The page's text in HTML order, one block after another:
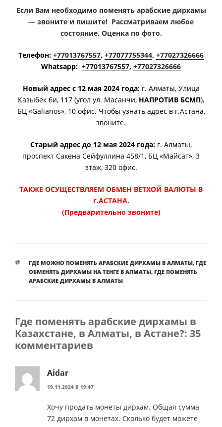
Если Вам необходимо поменять арабские дирхамы
— звоните и пишите! Рассматриваем любое
состояние. Оценка по фото.
Телефон: +77013767557, +77077755344, +77027326666
Whatsapp: +77013767557, +77027326666
Новый адрес с 12 мая 2024 года: г. Алматы, ​Улица
Казыбек би, 117 (угол ул. Масанчи, НАПРОТИВ БСМП),
БЦ «Galianos», 10 офис. Чтобы узнать адрес в г.Астана,
звоните.
Старый адрес до 12 мая 2024 года: г. Алматы,
проспект Сакена Сейфуллина 458/1, БЦ «Майсат», 3
этаж, 320 офис.
ТАКЖЕ ОСУЩЕСТВЛЯЕМ ОБМЕН ВЕТХОЙ ВАЛЮТЫ В
г.АСТАНА.
(Предварительно звоните)
МЕТКИ
ГДЕ МОЖНО ПОМЕНЯТЬ АРАБСКИЕ ДИРХАМЫ В АЛМАТЫ, ГДЕ
ОБМЕНЯТЬ ДИРХАМЫ НА ТЕНГЕ В АЛМАТЫ, ГДЕ ПОМЕНЯТЬ
АРАБСКИЕ ДИРХАМЫ В АЛМАТЫ
Где поменять арабские дирхамы в
Казахстане, в Алматы, в Астане?: 35
комментариев
Aidar
19.11.2024 В 19:47
Хочу продать монеты дирхам. Общая сумма
72 дирхам в монетах. Сколько будет можете